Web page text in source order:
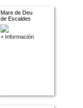
Mare de Deu
de Escaldes
+ Información